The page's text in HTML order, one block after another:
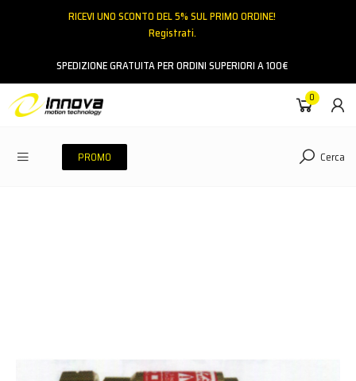
RICEVI UNO SCONTO DEL 5% SUL PRIMO ORDINE!
Registrati.
SPEDIZIONE GRATUITA PER ORDINI SUPERIORI A 100€
0
PROMO Cerca